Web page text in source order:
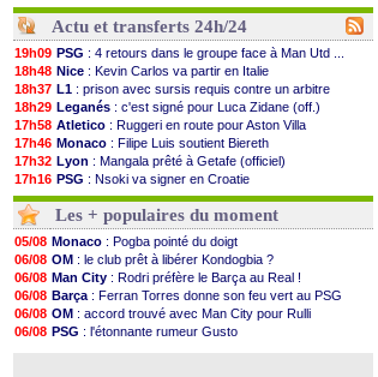
Actu et transferts 24h/24
19h09 PSG : 4 retours dans le groupe face à Man Utd ...
18h48 Nice : Kevin Carlos va partir en Italie
18h37 L1 : prison avec sursis requis contre un arbitre
18h29 Leganés : c'est signé pour Luca Zidane (off.)
17h58 Atletico : Ruggeri en route pour Aston Villa
17h46 Monaco : Filipe Luis soutient Biereth
17h32 Lyon : Mangala prêté à Getafe (officiel)
17h16 PSG : Nsoki va signer en Croatie
16h59 Arsenal: Naples vise Gabriel Jesus
16h37
Real : Mastantuono prêté à la Fiorentina (off.)
16h33 Man City: accord avec le Barça pour Rodri ?
16h27
Rennes : Haise a prolongé (officiel)
16h22
Palace: Tomiyasu a convaincu (officiel)
16h07
OM : B. Genesio - "ce n'est pas idéal"
15h46
TFC: Sion Oppong signe pour 4 ans (officiel)
15h41
PSG: Liverpool va proposer 115 M€ pour ...
15h20
Norvège: la démission d'Infantino réclamée
Les + populaires du moment
05/08 Monaco : Pogba pointé du doigt
06/08 OM : le club prêt à libérer Kondogbia ?
06/08 Man City : Rodri préfère le Barça au Real !
06/08 Barça : Ferran Torres donne son feu vert au PSG
06/08 OM : accord trouvé avec Man City pour Rulli
06/08 PSG : l'étonnante rumeur Gusto